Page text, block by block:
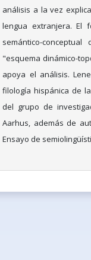
análisis a la vez
lengua extranjera. El
semántico-
"esquema dinámico-
apoya el análisis.
filología hispánica de
del grupo de
Aarhus, además de
Ensayo de